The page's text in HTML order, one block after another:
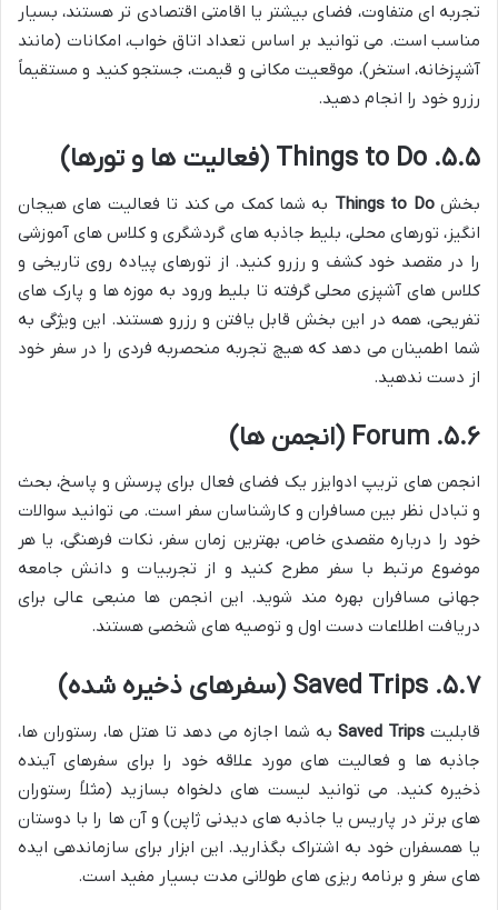
تجربه ای متفاوت، فضای بیشتر یا اقامتی اقتصادی تر هستند، بسیار
مناسب است. می توانید بر اساس تعداد اتاق خواب، امکانات (مانند
آشپزخانه، استخر)، موقعیت مکانی و قیمت، جستجو کنید و مستقیماً
رزرو خود را انجام دهید.
۵.۵. Things to Do (فعالیت ها و تورها)
بخشThings to Do به شما کمک می کند تا فعالیت های هیجان
انگیز، تورهای محلی، بلیط جاذبه های گردشگری و کلاس های آموزشی
را در مقصد خود کشف و رزرو کنید. از تورهای پیاده روی تاریخی و
کلاس های آشپزی محلی گرفته تا بلیط ورود به موزه ها و پارک های
تفریحی، همه در این بخش قابل یافتن و رزرو هستند. این ویژگی به
شما اطمینان می دهد که هیچ تجربه منحصربه فردی را در سفر خود
از دست ندهید.
۵.۶. Forum (انجمن ها)
انجمن های تریپ ادوایزر یک فضای فعال برای پرسش و پاسخ، بحث
و تبادل نظر بین مسافران و کارشناسان سفر است. می توانید سوالات
خود را درباره مقصدی خاص، بهترین زمان سفر، نکات فرهنگی، یا هر
موضوع مرتبط با سفر مطرح کنید و از تجربیات و دانش جامعه
جهانی مسافران بهره مند شوید. این انجمن ها منبعی عالی برای
دریافت اطلاعات دست اول و توصیه های شخصی هستند.
۵.۷. Saved Trips (سفرهای ذخیره شده)
قابلیت Saved Trips به شما اجازه می دهد تا هتل ها، رستوران ها،
جاذبه ها و فعالیت های مورد علاقه خود را برای سفرهای آینده
ذخیره کنید. می توانید لیست های دلخواه بسازید (مثلاً رستوران
های برتر در پاریس یا جاذبه های دیدنی ژاپن) و آن ها را با دوستان
یا همسفران خود به اشتراک بگذارید. این ابزار برای سازماندهی ایده
های سفر و برنامه ریزی های طولانی مدت بسیار مفید است.